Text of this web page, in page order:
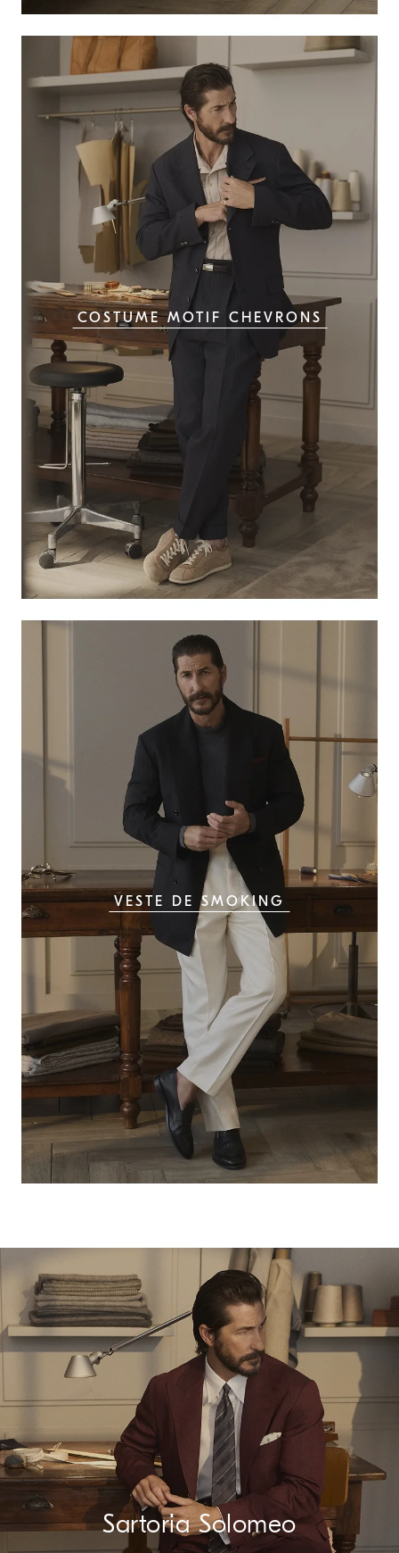
COSTUME MOTIF CHEVRONS
VESTE DE SMOKING
Sartoria Solomeo